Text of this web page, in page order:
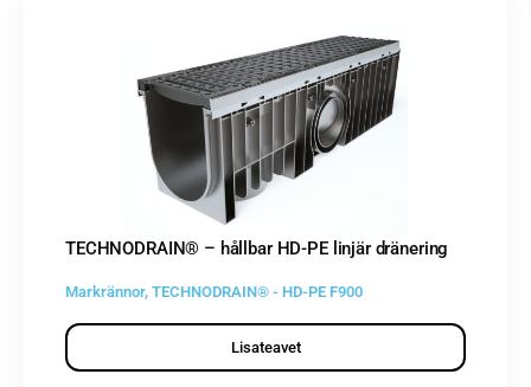
TECHNODRAIN® – hållbar HD-PE linjär dränering
Markrännor, TECHNODRAIN® - HD-PE F900
Lisateavet